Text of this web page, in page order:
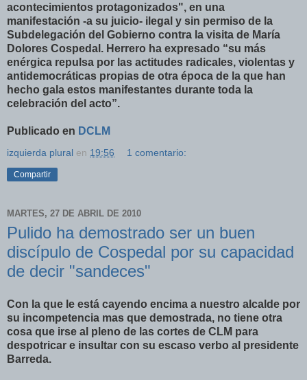
acontecimientos protagonizados", en una
manifestación -a su juicio- ilegal y sin permiso de la
Subdelegación del Gobierno contra la visita de María
Dolores Cospedal. Herrero ha expresado “su más
enérgica repulsa por las actitudes radicales, violentas y
antidemocráticas propias de otra época de la que han
hecho gala estos manifestantes durante toda la
celebración del acto”.
Publicado en DCLM
izquierda plural en 19:56 1 comentario:
Compartir
MARTES, 27 DE ABRIL DE 2010
Pulido ha demostrado ser un buen
discípulo de Cospedal por su capacidad
de decir "sandeces"
Con la que le está cayendo encima a nuestro alcalde por
su incompetencia mas que demostrada, no tiene otra
cosa que irse al pleno de las cortes de CLM para
despotricar e insultar con su escaso verbo al presidente
Barreda.